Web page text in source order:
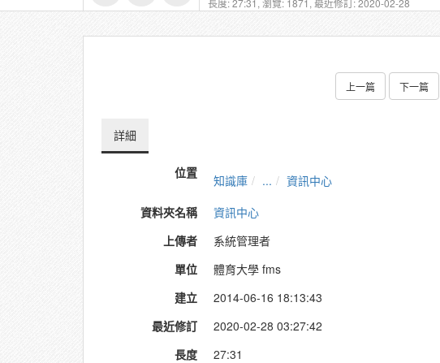
長度: 27:31, 瀏覽: 1871, 最近修訂: 2020-02-28
上一篇 下一篇
詳細
位置 知識庫 ...
資訊中心
資料夾名稱
資訊中心
上傳者
系統管理者
單位
體育大學 fms
建立
2014-06-16 18:13:43
最近修訂
2020-02-28 03:27:42
長度
27:31